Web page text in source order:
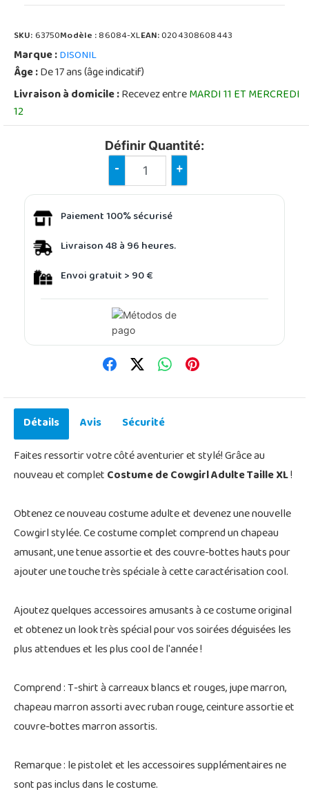
SKU:63750Modèle :86084-XLEAN:0204308608443
Marque :DISONIL
Âge :De 17 ans (âge indicatif)
Livraison à domicile :Recevez entreMARDI 11 ET MERCREDI
12
Définir Quantité:
- +
Paiement 100% sécurisé
Livraison 48 à 96 heures.
Envoi gratuit > 90 €
Détails Avis
Sécurité
Faites ressortir votre côté aventurier et stylé! Grâce au
nouveau et completCostume de Cowgirl Adulte Taille XL!
Obtenez ce nouveau costume adulte et devenez une nouvelle
Cowgirl stylée. Ce costume complet comprend un chapeau
amusant, une tenue assortie et des couvre-bottes hauts pour
ajouter une touche très spéciale à cette caractérisation cool.
Ajoutez quelques accessoires amusants à ce costume original
et obtenez un look très spécial pour vos soirées déguisées les
plus attendues et les plus cool de l'année !
Comprend : T-shirt à carreaux blancs et rouges, jupe marron,
chapeau marron assorti avec ruban rouge, ceinture assortie et
couvre-bottes marron assortis.
Remarque : le pistolet et les accessoires supplémentaires ne
sont pas inclus dans le costume.